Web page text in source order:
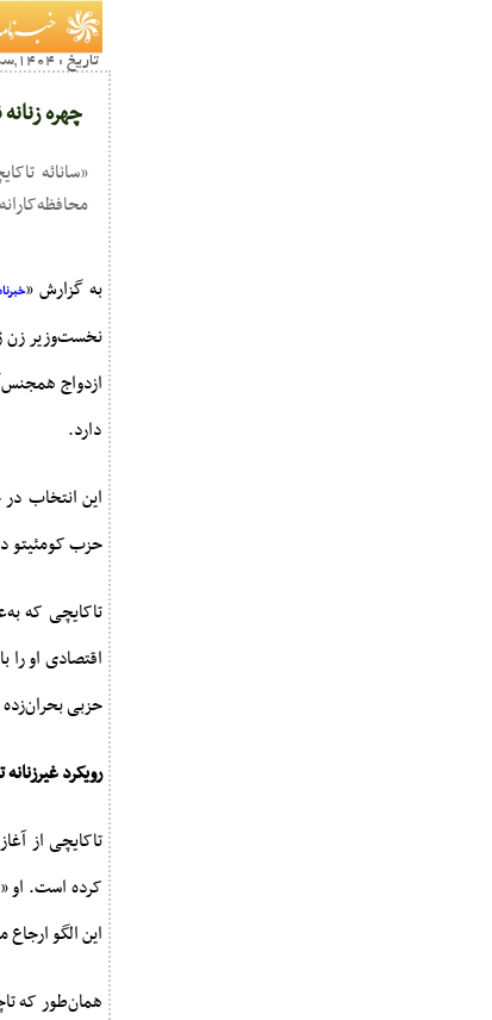
تاریخ : 1404,سه شنبه 13 آبان04:56
چهره
«سانائه
به گزارش «
نخست‌وزیر زن
ازدواج
دارد.
حزب کومئیتو
تاکایچی که
اقتصادی او را
حزبی
رویکرد
تاکایچی از
کرده است. او
این الگو
همان‌طور که